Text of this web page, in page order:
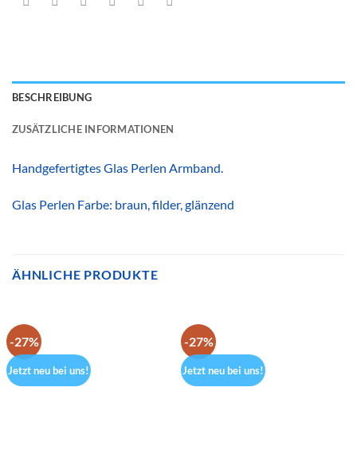
BESCHREIBUNG
ZUSÄTZLICHE INFORMATIONEN
Handgefertigtes Glas Perlen Armband.
Glas Perlen Farbe: braun, filder, glänzend
ÄHNLICHE PRODUKTE
-27%
Jetzt neu bei uns!
-27%
Jetzt neu bei uns!